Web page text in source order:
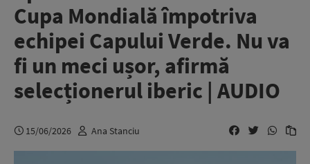
Cupa Mondială împotriva
echipei Capului Verde. Nu va
fi un meci ușor, afirmă
selecționerul iberic | AUDIO
15/06/2026 Ana Stanciu